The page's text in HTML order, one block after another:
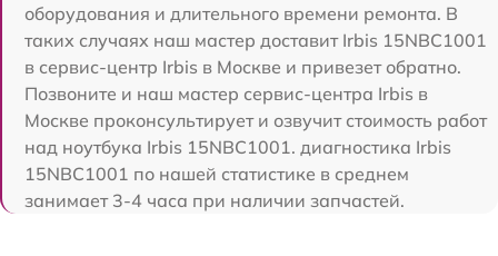
оборудования и длительного времени ремонта. В
таких случаях наш мастер доставит Irbis 15NBC1001
в сервис-центр Irbis в Москве и привезет обратно.
Позвоните и наш мастер сервис-центра Irbis в
Москве проконсультирует и озвучит стоимость работ
над ноутбука Irbis 15NBC1001. диагностика Irbis
15NBC1001 по нашей статистике в среднем
занимает 3-4 часа при наличии запчастей.